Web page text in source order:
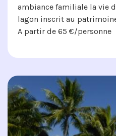
ambiance familiale la vie
lagon inscrit au
A partir de 65 €/personne